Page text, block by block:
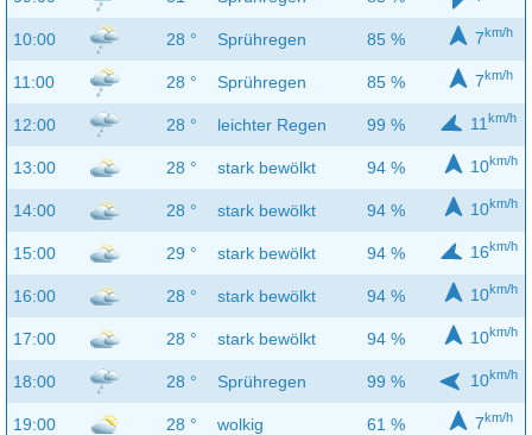
10:00 28 ° Sprühregen 85 % 7km/h
11:00 28 ° Sprühregen 85 % 7km/h
12:00 28 ° leichter Regen 99 % 11 km/h
13:00 28 ° stark bewölkt 94 % 10km/h
14:00 28 ° stark bewölkt 94 % 10km/h
15:00 29 ° stark bewölkt 94 % 16km/h
16:00 28 ° stark bewölkt 94 % 10km/h
17:00 28 ° stark bewölkt 94 % 10km/h
18:00 28 ° Sprühregen 99 % 10km/h
19:00 28 ° wolkig 61 % 7km/h